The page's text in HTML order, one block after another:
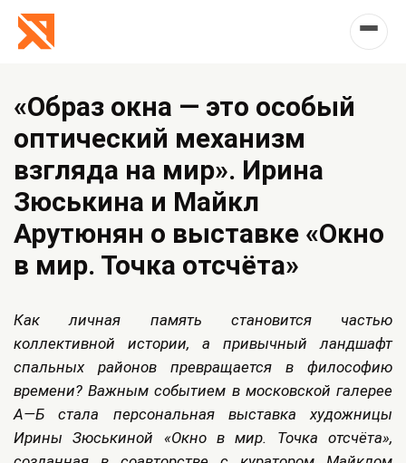
«Образ окна — это особый
оптический механизм
взгляда на мир». Ирина
Зюськина и Майкл
Арутюнян о выставке «Окно
в мир. Точка отсчёта»
Как личная память становится частью
коллективной истории, а привычный ландшафт
спальных районов превращается в философию
времени? Важным событием в московской галерее
А—Б стала персональная выставка художницы
Ирины Зюськиной «Окно в мир. Точка отсчёта»,